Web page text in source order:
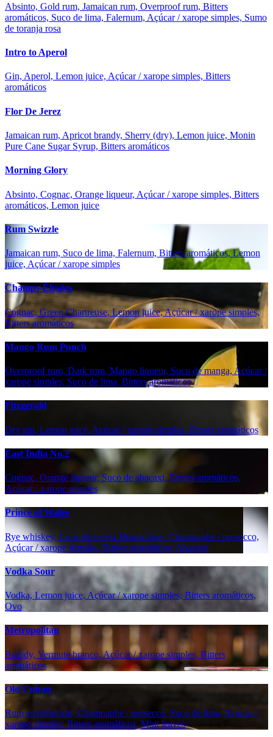
Absinto, Gold rum, Jamaican rum, Overproof rum, Bitters
aromáticos, Suco de lima, Falernum, Açúcar / xarope simples, Sumo
de toranja rosa
Intro to Aperol
Gin, Aperol, Lemon juice, Açúcar / xarope simples, Bitters
aromáticos
Flor De Jerez
Jamaican rum, Apricot brandy, Sherry (dry), Lemon juice, Monin
Pure Cane Sugar Syrup, Bitters aromáticos
Morning Glory
Absinto, Cognac, Orange liqueur, Açúcar / xarope simples, Bitters
aromáticos, Lemon juice
Rum Swizzle
Jamaican rum, Suco de lima, Falernum, Bitters aromáticos, Lemon
juice, Açúcar / xarope simples
Champs-Élysées
Cognac, Green Chartreuse, Lemon juice, Açúcar / xarope simples,
Bitters aromáticos
Mango Rum Punch
Overproof rum, Dark rum, Mango liqueur, Suco de manga, Açúcar /
xarope simples, Suco de lima, Bitters aromáticos
Fitzgerald
Dry gin, Lemon juice, Açúcar / xarope simples, Bitters aromáticos
East India No.2
Cognac, Orange liqueur, Suco de abacaxi, Bitters aromáticos,
Açúcar / xarope simples
Prince of Wales
Rye whiskey, Licor de cereja Maraschino, Champanhe / prosecco,
Açúcar / xarope simples, Bitters aromáticos, Abacaxi
Vodka Sour
Vodka, Lemon juice, Açúcar / xarope simples, Bitters aromáticos,
Ovo
Metropolitan
Brandy, Vermute branco, Açúcar / xarope simples, Bitters
aromáticos
Old Cuban
Rum envelhecido, Champanhe / prosecco, Suco de lima, Açúcar /
xarope simples, Bitters aromáticos, Mint leaves